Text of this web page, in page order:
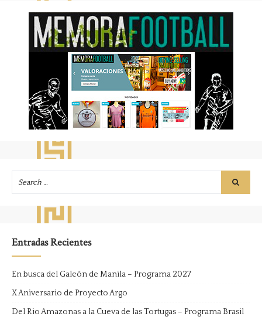
Entradas Recientes
En busca del Galeón de Manila – Programa 2027
X Aniversario de Proyecto Argo
Del Rio Amazonas a la Cueva de las Tortugas – Programa Brasil